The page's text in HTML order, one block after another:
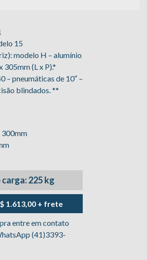
15
modelo H – alumínio
305mm (L x P).*
– pneumáticas de 10″ –
blindados. **
300mm
225 kg
1.613,00 + frete
entre em contato
(41)3393-